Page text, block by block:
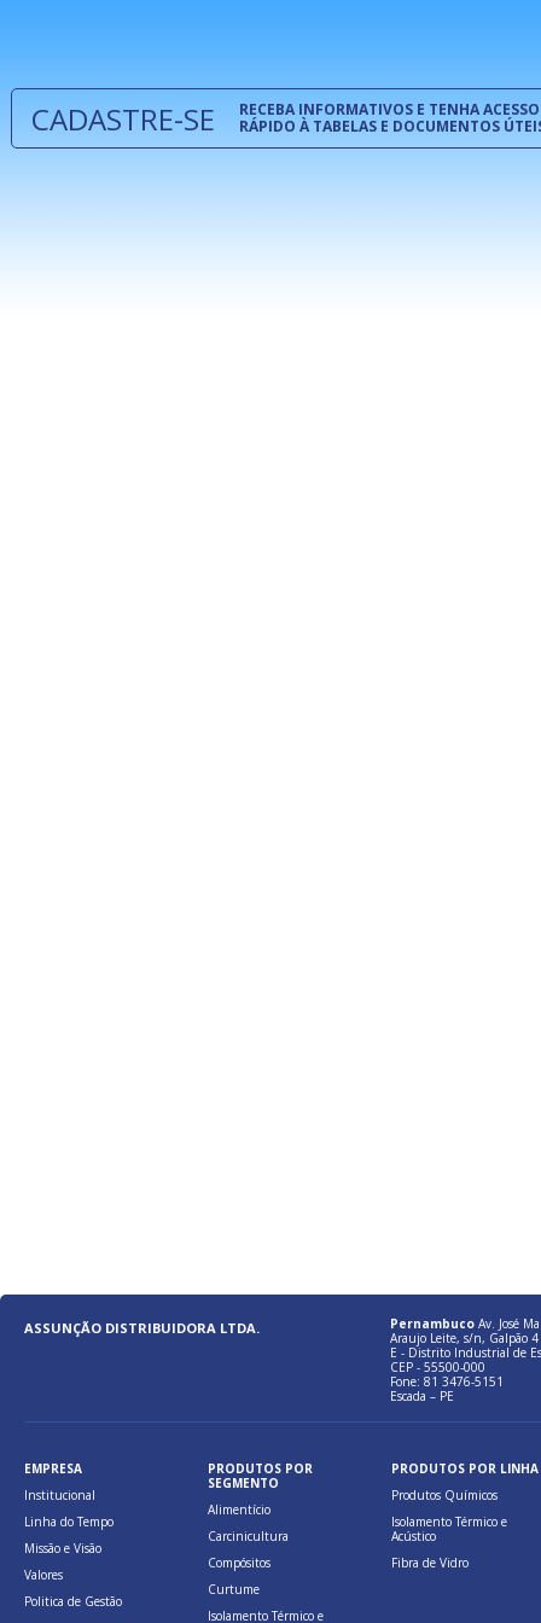
CADASTRE-SE
RECEBA INFORMATIVOS E TENHA ACESSO
RÁPIDO À TABELAS E DOCUMENTOS
ASSUNÇÃO DISTRIBUIDORA LTDA. Pernambuco Av. José
Araujo Leite, s/n, Galpão 4
E - Distrito Industrial de
CEP - 55500-000
Fone: 81 3476-5151
Escada – PE
EMPRESA
Institucional
Linha do Tempo
Missão e Visão
Valores
Politica de Gestão
PRODUTOS POR
SEGMENTO
Alimentício
Carcinicultura
Compósitos
Curtume
Isolamento Térmico e
PRODUTOS POR LINHA
Produtos Químicos
Isolamento Térmico e
Acústico
Fibra de Vidro